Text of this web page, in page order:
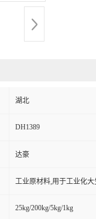
湖北
DH1389
达豪
工业原材料,用于工业化大
25kg/200kg/5kg/1kg